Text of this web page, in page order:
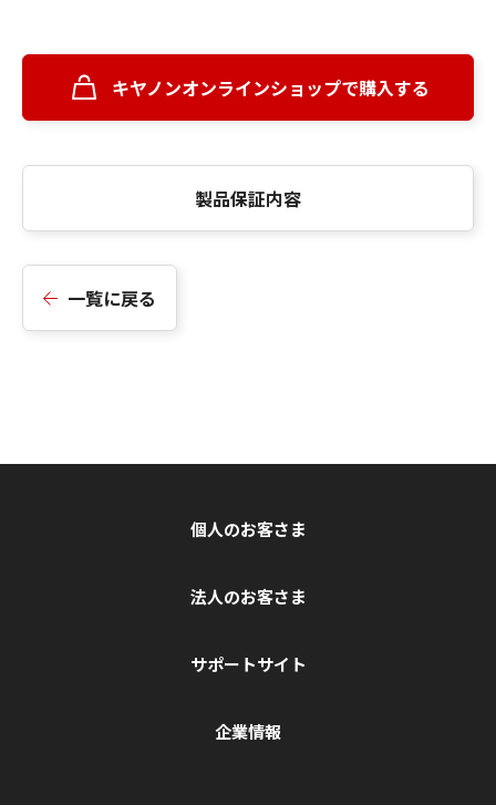
キヤノンオンラインショップで購入する
製品保証内容
一覧に戻る
個人のお客さま
法人のお客さま
サポートサイト
企業情報